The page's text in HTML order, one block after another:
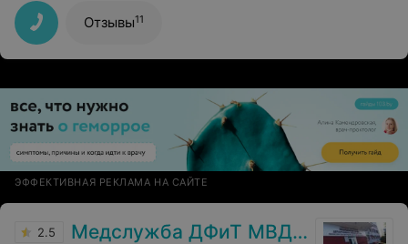
вакцины, которые там есть , а в областной детской
больнице г. Могилева их никогда НЕТ. Неужели нельзя
организовать процесс и не создавать ажиотаж? В
Минском областной инфекционной больнице всегда
словами, что у нас вакцин нет месяцами!!!!!!!!
Отзывы11
ЭФФЕКТИВНАЯ РЕКЛАМА НА САЙТЕ
2.5 Медслужба ДФиТ МВД РБ Могилева